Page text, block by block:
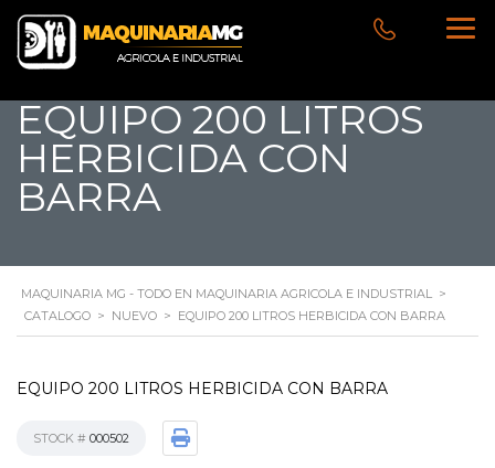
EQUIPO 200 LITROS
HERBICIDA CON
BARRA
MAQUINARIA MG - TODO EN MAQUINARIA AGRICOLA E INDUSTRIAL >
CATALOGO > NUEVO > EQUIPO 200 LITROS HERBICIDA CON BARRA
EQUIPO 200 LITROS HERBICIDA CON BARRA
STOCK # 000502